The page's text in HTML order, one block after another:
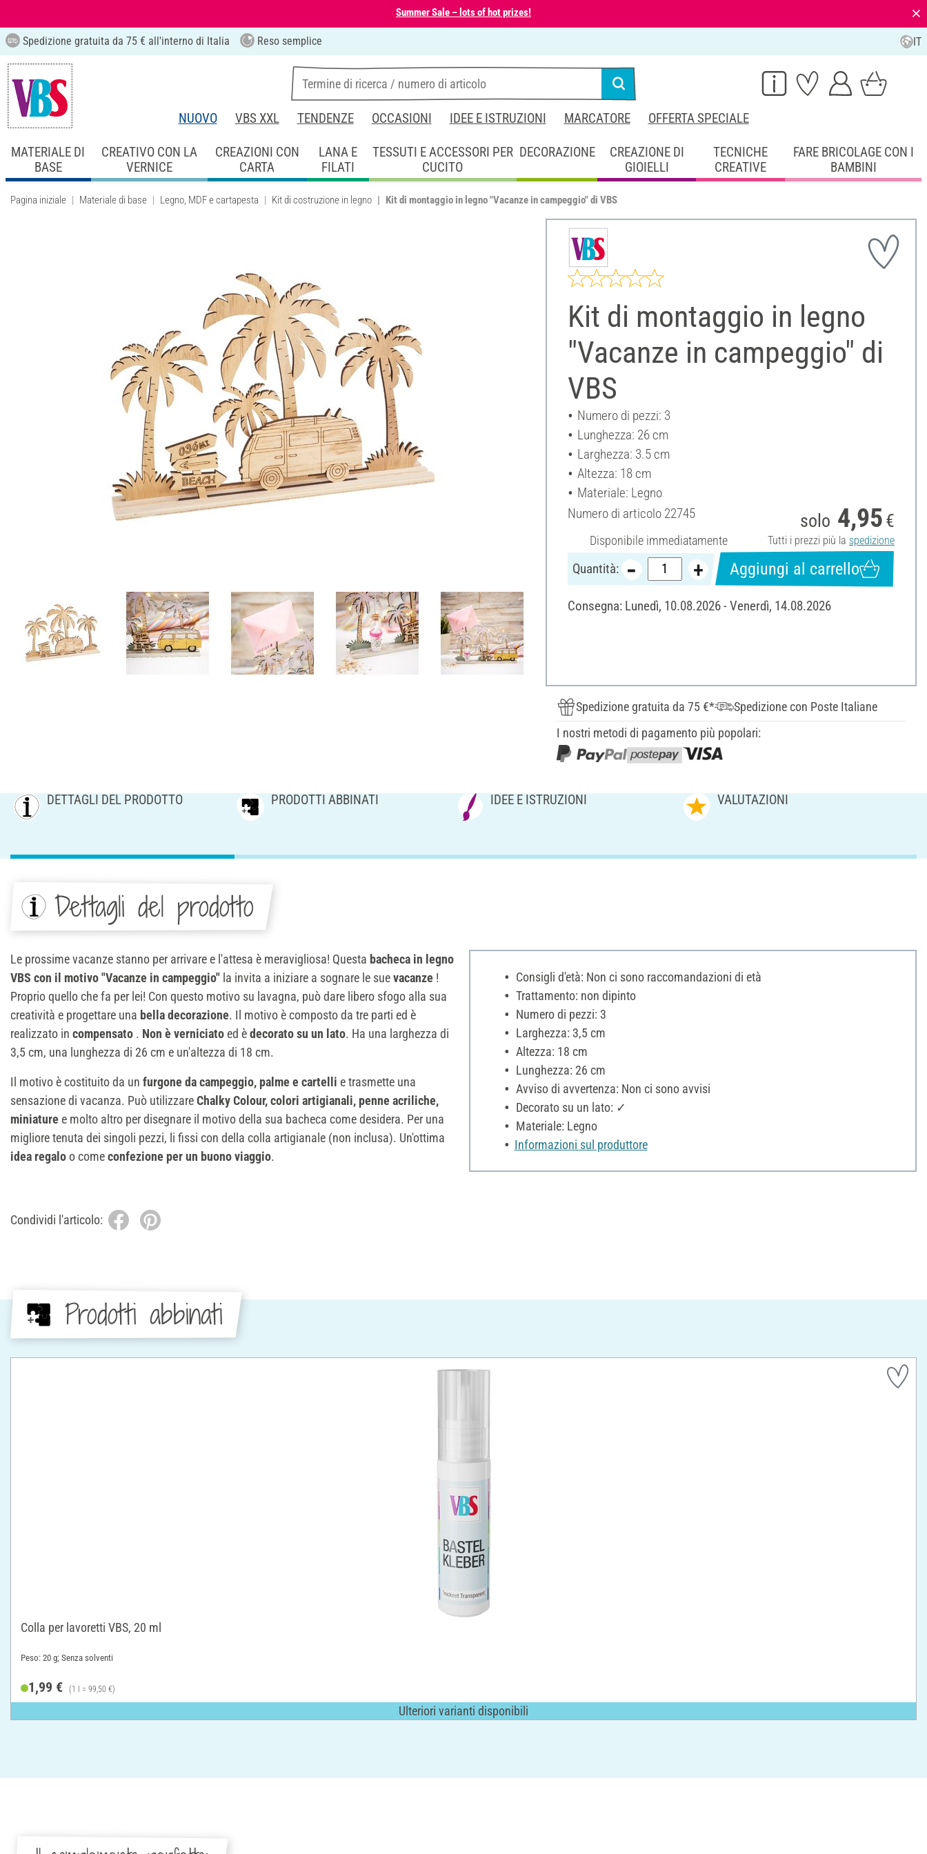
Summer Sale – lots of hot prizes! ⨯
Spedizione gratuita da 75 € all'interno di Italia Reso semplice IT
NUOVO VBS XXL TENDENZE OCCASIONI IDEE E ISTRUZIONI MARCATORE OFFERTA SPECIALE
MATERIALE DI
BASE
CREATIVO CON LA
VERNICE
CREAZIONI CON
CARTA
LANA E
FILATI
TESSUTI E ACCESSORI PER
CUCITO
DECORAZIONE
CREAZIONE DI
GIOIELLI
TECNICHE
CREATIVE
FARE BRICOLAGE CON I
BAMBINI
Pagina iniziale Materiale di base Legno, MDF e cartapesta Kit di costruzione in legno Kit di montaggio in legno "Vacanze in campeggio" di VBS
Kit di montaggio in legno
"Vacanze in campeggio" di
VBS
Numero di pezzi: 3
Lunghezza: 26 cm
Larghezza: 3.5 cm
Altezza: 18 cm
Materiale: Legno
Numero di articolo 22745
Disponibile immediatamente
solo 4,95 €
Tutti i prezzi più la spedizione
Quantità: Aggiungi al carrello
Consegna: Lunedì, 10.08.2026 - Venerdì, 14.08.2026
Spedizione gratuita da 75 €*
Spedizione con Poste Italiane
I nostri metodi di pagamento più popolari:
DETTAGLI DEL PRODOTTO PRODOTTI ABBINATI IDEE E ISTRUZIONI VALUTAZIONI
Dettagli del prodotto
Le prossime vacanze stanno per arrivare e l'attesa è meravigliosa! Questa bacheca in legno
VBS con il motivo "Vacanze in campeggio" la invita a iniziare a sognare le suevacanze !
Proprio quello che fa per lei! Con questo motivo su lavagna, può dare libero sfogo alla sua
creatività e progettare una bella decorazione. Il motivo è composto da tre parti ed è
realizzato in compensato . Non è verniciato ed èdecorato su un lato. Ha una larghezza di
3,5 cm, una lunghezza di 26 cm e un'altezza di 18 cm.
Il motivo è costituito da un furgone da campeggio, palme e cartelli e trasmette una
sensazione di vacanza. Può utilizzareChalky Colour, colori artigianali, penne acriliche,
miniature e molto altro per disegnare il motivo della sua bacheca come desidera. Per una
migliore tenuta dei singoli pezzi, li fissi con della colla artigianale (non inclusa). Un'ottima
idea regaloo comeconfezione per un buono viaggio.
Consigli d'età: Non ci sono raccomandazioni di età
Trattamento: non dipinto
Numero di pezzi: 3
Larghezza: 3,5 cm
Altezza: 18 cm
Lunghezza: 26 cm
Avviso di avvertenza: Non ci sono avvisi
Decorato su un lato: ✓
Materiale: Legno
Informazioni sul produttore
Condividi l'articolo:
Prodotti abbinati
Colla per lavoretti VBS, 20 ml
Peso: 20 g; Senza solventi
1,99 € (1 l = 99,50 €)
Ulteriori varianti disponibili